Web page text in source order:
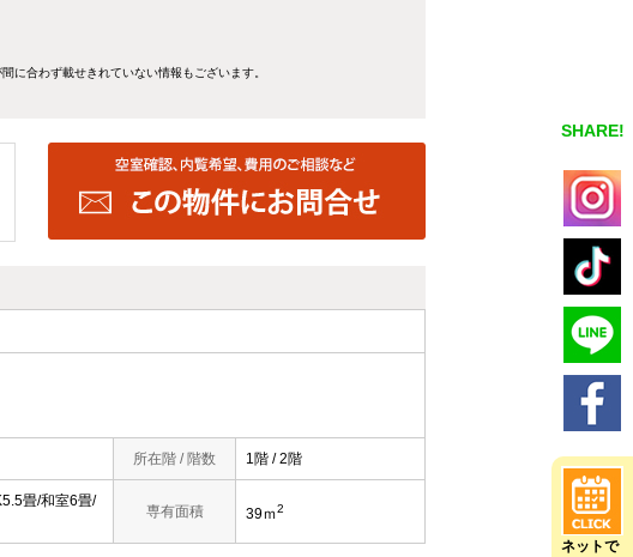
SHARE!
ネットで
に合わず載せきれていない情報もございます。
所在階 / 階数 1階 / 2階
畳/和室6畳/
専有面積 39ｍ2